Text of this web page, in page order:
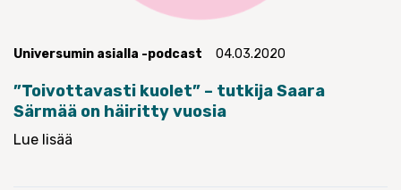
Universumin asialla -podcast 04.03.2020
”Toivottavasti kuolet” – tutkija Saara
Särmää on häiritty vuosia
Lue lisää